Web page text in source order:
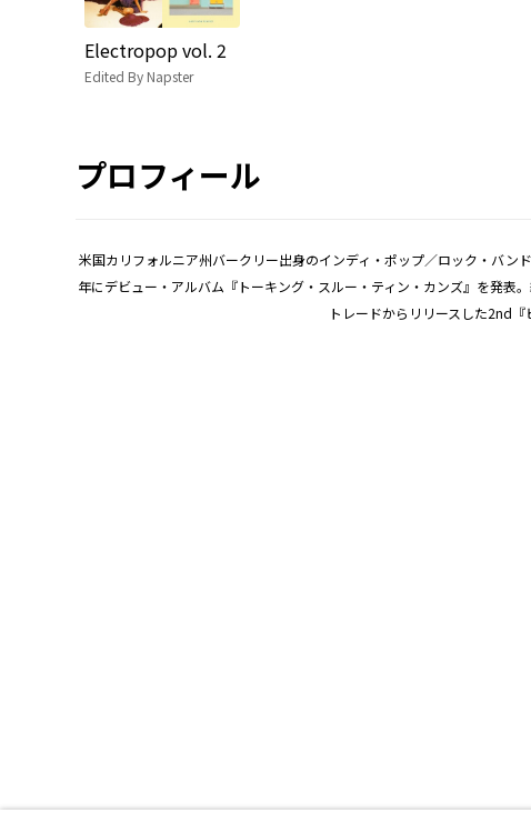
Electropop vol. 2
Edited By Napster
プロフィール
米国カリフォルニア州バークリー出身のインディ・ポップ／ロック・バ
年にデビュー・アルバム『トーキング・スルー・ティン・カンズ』を発表
トレードからリリースした2nd